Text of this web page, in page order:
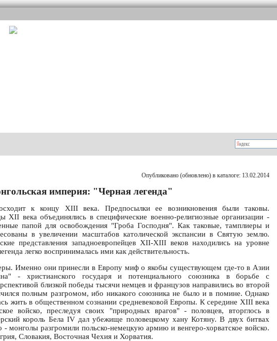
Опубликовано (обновлено) в каталоге: 13.02.2014
империя: "Черная легенда"
к концу XIII века. Предпосылки ее возникновения были таковы.
XII века объединялись в специфические военно-религиозные организации -
папой для освобождения "Гроба Господня". Как таковые, тамплиеры и
в увеличении масштабов католической экспансии в Святую землю.
представления западноевропейцев XII-XIII веков находились на уровне
легко воспринималась ими как действительность.
Именно они принесли в Европу миф о якобы существующем где-то в Азии
- христианского государя и потенциального союзника в борьбе с
близкой победы тысячи немцев и французов направились во второй
полным разгромом, ибо никакого союзника не было и в помине. Однако
жить в общественном сознании средневековой Европы. К середине XIII века
войско, преследуя своих "природных врагов" - половцев, вторглось в
король Бела IV дал убежище половецкому хану Котяну. В двух битвах
монголы разгромили польско-немецкую армию и венгеро-хорватское войско.
Словакия, Восточная Чехия и Хорватия.